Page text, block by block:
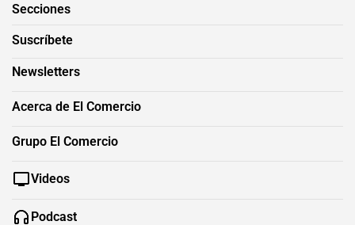
Secciones
Suscríbete
Newsletters
Acerca de El Comercio
Grupo El Comercio
Videos
Podcast